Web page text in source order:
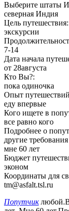
Выберите штаты
северная Индия
Цель путешествия:
экскурсии
7-14
Дата начала
от 28августа
Кто Вы?:
пока одиночка
Опыт
еду впервые
Кого ищете в
все равно кого
Подробнее о
другие
мне 60 лет
Бюджет
эконом
Координаты для
tm@asfalt.tsl.ru
Попутчик